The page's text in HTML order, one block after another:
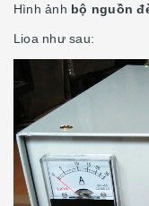
Hình ảnh bộ nguồn
Lioa như sau: